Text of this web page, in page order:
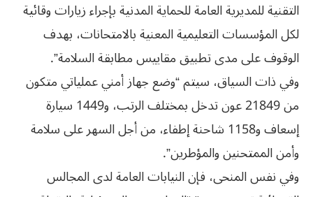
التقنية للمديرية العامة للحماية المدنية بإجراء زيارات وقائية
لكل المؤسسات التعليمية المعنية بالامتحانات، بهدف
الوقوف على مدى تطبيق مقاييس مطابقة السلامة”.
وفي ذات السياق، سيتم “وضع جهاز أمني عملياتي متكون
من 21849 عون تدخل بمختلف الرتب، و1449 سيارة
إسعاف و1158 شاحنة إطفاء، من أجل السهر على سلامة
وأمن الممتحنين والمؤطرين”.
وفي نفس المنحى، فإن النيابات العامة لدى المجالس